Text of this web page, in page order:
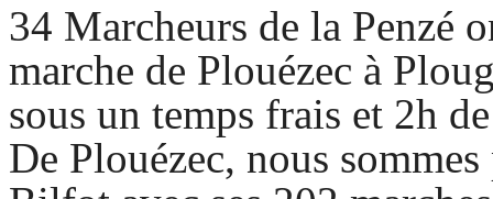
34 Marcheurs de la Penzé
marche de Plouézec à
sous un temps frais et 2h
De Plouézec, nous